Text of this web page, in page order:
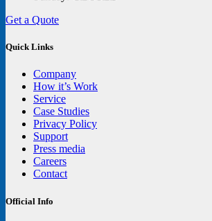
Get a Quote
Quick Links
Company
How it’s Work
Service
Case Studies
Privacy Policy
Support
Press media
Careers
Contact
Official Info